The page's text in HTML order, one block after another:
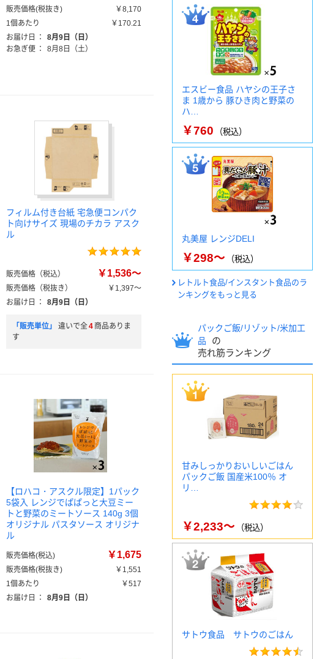
販売価格(税抜き)
￥8,170
1個あたり
￥170.21
お届け日
：
8月9日（日）
お急ぎ便 ： 8月8日（土）
フィルム付き台紙 宅急便コンパク
ト向けサイズ 現場のチカラ アスク
ル
販売価格（税込） ￥1,536～
販売価格（税抜き）
￥1,397～
お届け日
： 8月9日（日）
「販売単位」 違いで全4 商品ありま
す
【ロハコ・アスクル限定】1パック
5袋入 レンジでぱぱっと大豆ミー
トと野菜のミートソース 140g 3個
オリジナル パスタソース オリジナ
ル
販売価格(税込) ￥1,675
販売価格(税抜き)
￥1,551
1個あたり
￥517
お届け日
： 8月9日（日）
エスビー食品 ハヤシの王子さ
ま 1歳から 豚ひき肉と野菜の
ハ…
￥760 （税込）
丸美屋 レンジDELI
￥298～ （税込）
レトルト食品/インスタント食品のラ
ンキングをもっと見る
パックご飯/リゾット/米加工
品
の
売れ筋ランキング
甘みしっかりおいしいごはん
パックご飯 国産米100％ オ
リ…
￥2,233～ （税込）
サトウ食品 サトウのごはん